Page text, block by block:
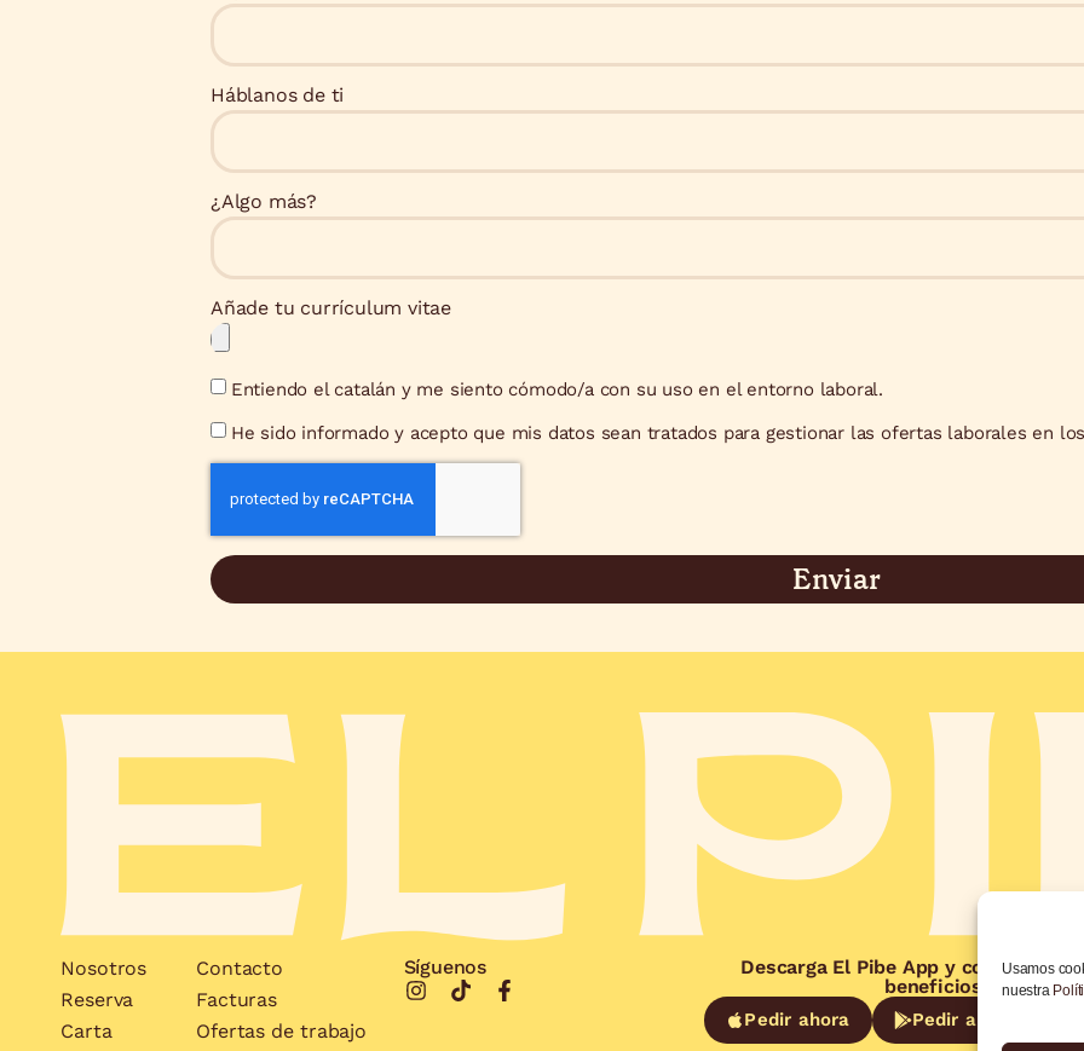
Usamos
nuestra
Háblanos de ti
¿Algo más?
Añade tu currículum vitae
Entiendo el catalán y me siento cómodo/a con su uso en el entorno laboral.
He sido informado y acepto que mis datos sean tratados para gestionar las ofertas laborales en
Enviar
Nosotros
Reserva
Carta
Contacto
Facturas
Ofertas de trabajo
Síguenos
Descarga El Pibe App y consigue
beneficios
Pedir ahora Pedir ahora